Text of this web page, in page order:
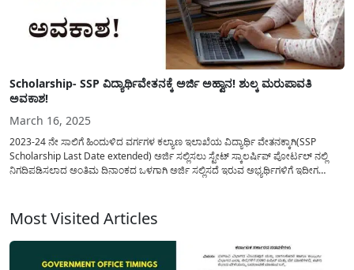
Scholarship- SSP ವಿದ್ಯಾರ್ಥಿವೇತನಕ್ಕೆ ಅರ್ಜಿ ಅಹ್ವಾನ! ಶುಲ್ಕ ಮರುಪಾವತಿ
ಅವಕಾಶ!
March 16, 2025
2023-24 ನೇ ಸಾಲಿಗೆ ಹಿಂದುಳಿದ ವರ್ಗಗಳ ಕಲ್ಯಾಣ ಇಲಾಖೆಯ ವಿದ್ಯಾರ್ಥಿ ವೇತನಕ್ಕಾಗಿ(SSP
Scholarship Last Date extended) ಅರ್ಜಿ ಸಲ್ಲಿಸಲು ಸ್ಟೇಟ್ ಸ್ಕಾಲರ್ಷಿಪ್ ಪೋರ್ಟಲ್ ನಲ್ಲಿ
ನಿಗದಿಪಡಿಸಲಾದ ಅಂತಿಮ ದಿನಾಂಕದ ಒಳಗಾಗಿ ಅರ್ಜಿ ಸಲ್ಲಿಸದೆ ಇರುವ ಅಭ್ಯರ್ಥಿಗಳಿಗೆ ಇದೀಗ
Most Visited Articles